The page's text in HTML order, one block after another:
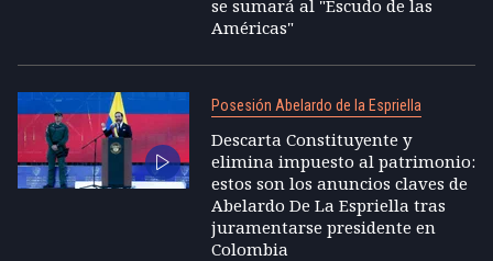
se sumará al "Escudo de las
Américas"
Posesión Abelardo de la Espriella
Descarta Constituyente y
elimina impuesto al patrimonio:
estos son los anuncios claves de
Abelardo De La Espriella tras
juramentarse presidente en
Colombia